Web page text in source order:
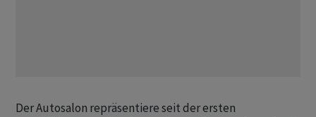
Der Autosalon repräsentiere seit der ersten